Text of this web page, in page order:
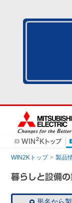
WIN2Kトップ 製品